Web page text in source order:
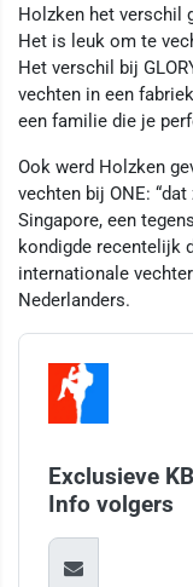
Holzken het verschil
Het is leuk om te
Het verschil bij
vechten in een
een familie die je
Ook werd Holzken
vechten bij ONE:
Singapore, een
kondigde recentelijk
internationale
Nederlanders.
Exclusieve
Info volgers